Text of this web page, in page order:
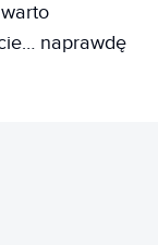
naprawdę